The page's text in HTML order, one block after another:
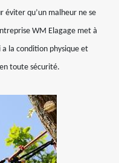
éviter qu’un malheur ne se
WM Elagage met à
la condition physique et
toute sécurité.